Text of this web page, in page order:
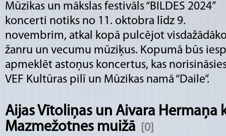
Mūzikas un mākslas festivāls “BILDES 2024”
koncerti notiks no 11. oktobra līdz 9.
novembrim, atkal kopā pulcējot
žanru un vecumu mūziķus. Kopumā būs
apmeklēt astoņus koncertus, kas
VEF Kultūras pilī un Mūzikas namā “Daile”.
Aijas Vītoliņas un Aivara Hermaņa
Mazmežotnes muižā
[0]